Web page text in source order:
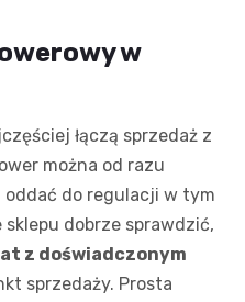
w
łączą sprzedaż z
można od razu
oddać do regulacji w tym
dobrze sprawdzić,
z doświadczonym
sprzedaży. Prosta